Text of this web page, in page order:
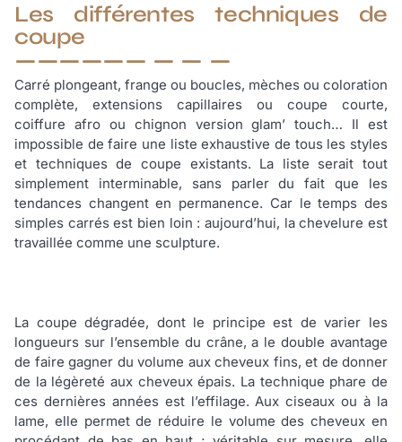
Les différentes techniques de
coupe
Carré plongeant, frange ou boucles, mèches ou coloration
complète, extensions capillaires ou coupe courte,
coiffure afro ou chignon version glam’ touch… Il est
impossible de faire une liste exhaustive de tous les styles
et techniques de coupe existants. La liste serait tout
simplement interminable, sans parler du fait que les
tendances changent en permanence. Car le temps des
simples carrés est bien loin : aujourd’hui, la chevelure est
travaillée comme une sculpture.
La coupe dégradée, dont le principe est de varier les
longueurs sur l’ensemble du crâne, a le double avantage
de faire gagner du volume aux cheveux fins, et de donner
de la légèreté aux cheveux épais. La technique phare de
ces dernières années est l’effilage. Aux ciseaux ou à la
lame, elle permet de réduire le volume des cheveux en